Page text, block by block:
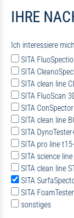
IHRE
Ich interessiere
SITA
SITA
SITA clean line CI
SITA FluoScan
SITA ConSpector
SITA clean line
SITA
SITA pro line
SITA science
SITA clean line
SITA
SITA FoamTester
sonstiges